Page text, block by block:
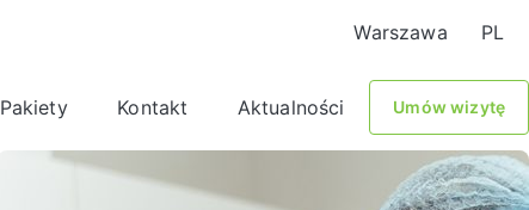
Warszawa PL
Pakiety Kontakt Aktualności Umów wizytę